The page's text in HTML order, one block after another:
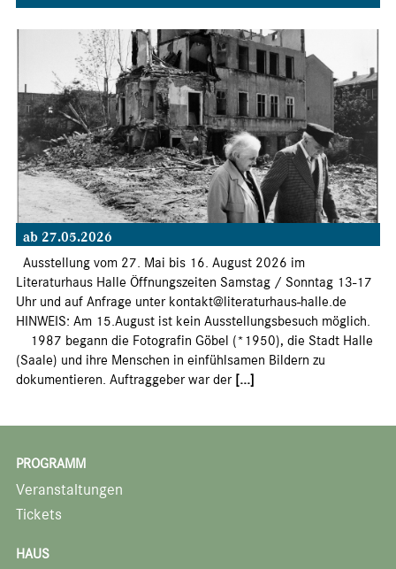
ab 27.05.2026
Ausstellung vom 27. Mai bis 16. August 2026 im
Literaturhaus Halle Öffnungszeiten Samstag / Sonntag 13-17
Uhr und auf Anfrage unter kontakt@literaturhaus-halle.de
HINWEIS: Am 15.August ist kein Ausstellungsbesuch möglich.
1987 begann die Fotografin Göbel (*1950), die Stadt Halle
(Saale) und ihre Menschen in einfühlsamen Bildern zu
dokumentieren. Auftraggeber war der [...]
PROGRAMM
Veranstaltungen
Tickets
HAUS